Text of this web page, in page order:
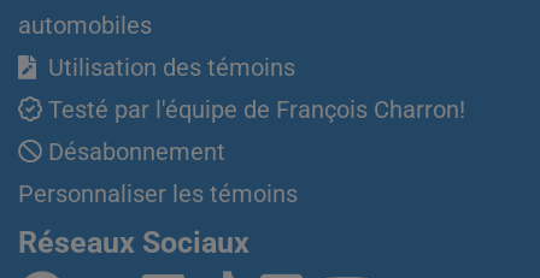
automobiles
Utilisation des témoins
Testé par l'équipe de François Charron!
Désabonnement
Personnaliser les témoins
Réseaux Sociaux